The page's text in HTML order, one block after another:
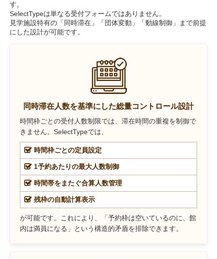
す。
SelectTypeは単なる受付フォームではありません。
見学施設特有の「同時滞在」「団体変動」「動線制御」まで前提
にした設計が可能です。
同時滞在人数を基準にした総量コントロール設計
時間枠ごとの受付人数制限では、滞在時間の重複を制御で
きません。SelectTypeでは、
時間枠ごとの定員設定
1予約あたりの最大人数制御
時間帯をまたぐ合算人数管理
残枠の自動計算表示
が可能です。これにより、「予約枠は空いているのに、館
内は満員になる」という構造的矛盾を排除できます。